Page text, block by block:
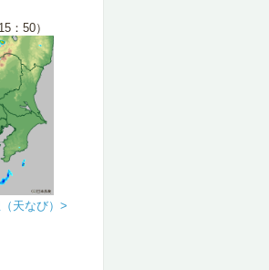
：50）
天なび）>